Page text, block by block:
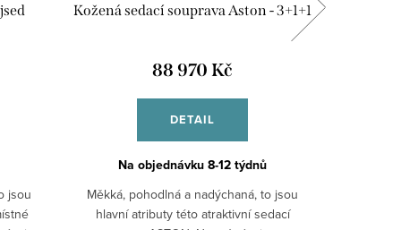
jsou
Kožená sedací souprava Aston - 3+1+1
88 970 Kč
DETAIL
Na objednávku 8-12 týdnů
Měkká, pohodlná a nadýchaná, to jsou
hlavní atributy této atraktivní sedací